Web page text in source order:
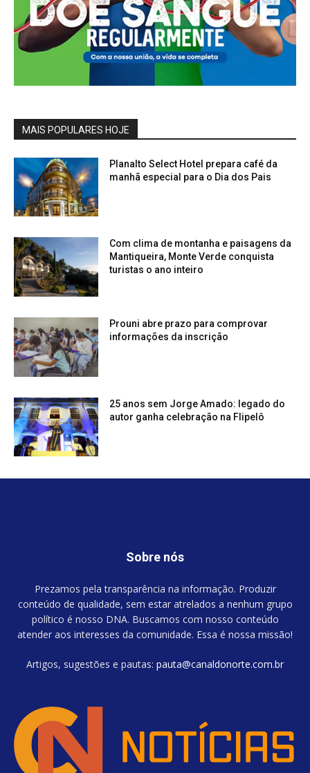
MAIS POPULARES HOJE
Planalto Select Hotel prepara café da
manhã especial para o Dia dos Pais
Com clima de montanha e paisagens da
Mantiqueira, Monte Verde conquista
turistas o ano inteiro
Prouni abre prazo para comprovar
informações da inscrição
25 anos sem Jorge Amado: legado do
autor ganha celebração na Flipelô
Sobre nós
Prezamos pela transparência na informação. Produzir
conteúdo de qualidade, sem estar atrelados a nenhum grupo
político é nosso DNA. Buscamos com nosso conteúdo
atender aos interesses da comunidade. Essa é nossa missão!
Artigos, sugestões e pautas: pauta@canaldonorte.com.br